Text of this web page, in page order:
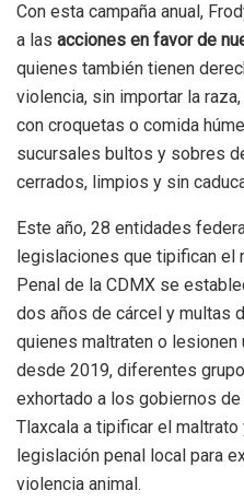
Con esta campaña anual,
a las acciones en favor de
quienes también tienen
violencia, sin importar la
con croquetas o comida
sucursales bultos y sobres
cerrados, limpios y sin
Este año, 28 entidades
legislaciones que tipifican el
Penal de la CDMX se
dos años de cárcel y multas
quienes maltraten o lesionen
desde 2019, diferentes
exhortado a los gobiernos de
Tlaxcala a tipificar el
legislación penal local para
violencia animal.